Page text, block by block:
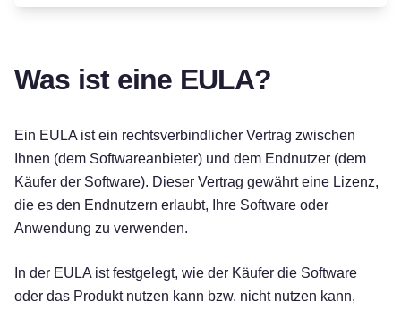
Was ist eine EULA?
Ein EULA ist ein rechtsverbindlicher Vertrag zwischen
Ihnen (dem Softwareanbieter) und dem Endnutzer (dem
Käufer der Software). Dieser Vertrag gewährt eine Lizenz,
die es den Endnutzern erlaubt, Ihre Software oder
Anwendung zu verwenden.
In der EULA ist festgelegt, wie der Käufer die Software
oder das Produkt nutzen kann bzw. nicht nutzen kann,